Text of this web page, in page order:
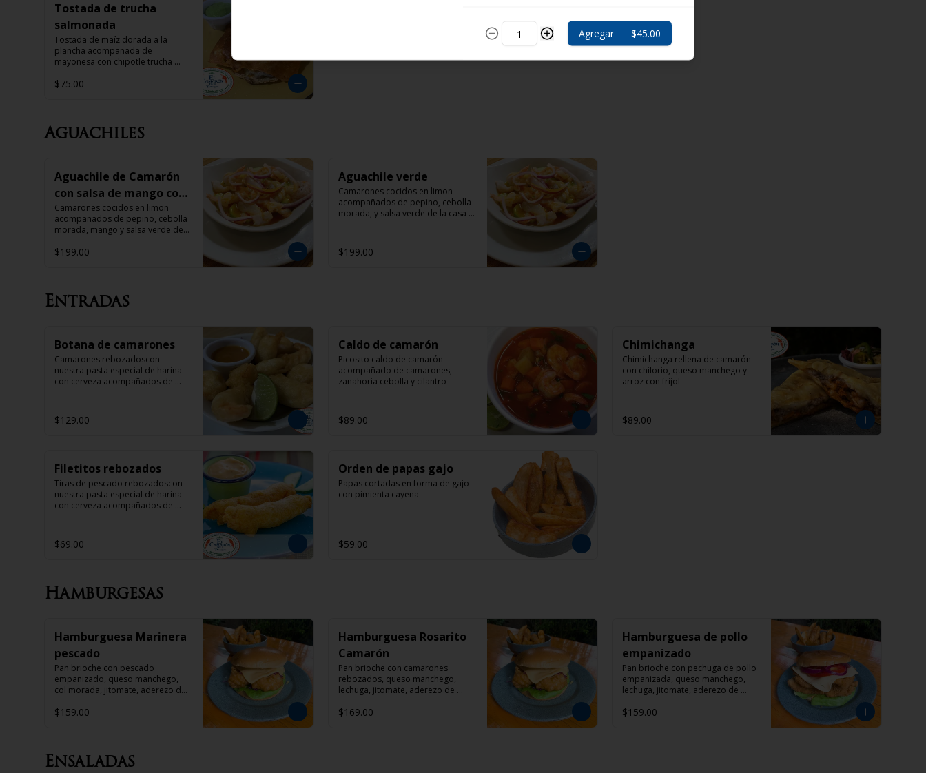
Tostada de trucha
salmonada
Tostada de maíz dorada a la
plancha acompañada de
mayonesa con chipotle trucha
$75.00
Aguachiles
Aguachile de Camarón
con salsa de mango con
habanero
Camarones cocidos en limon
acompañados de pepino, cebolla
morada, mango y salsa verde de
$199.00
Aguachile verde
Camarones cocidos en limon
acompañados de pepino, cebolla
morada, y salsa verde de la casa
$199.00
Entradas
Botana de camarones
Camarones rebozadoscon
nuestra pasta especial de harina
con cerveza acompañados de
$129.00
Caldo de camarón
Picosito caldo de camarón
acompañado de camarones,
zanahoria cebolla y cilantro
$89.00
Chimichanga
Chimichanga rellena de camarón
con chilorio, queso manchego y
arroz con frijol
$89.00
Filetitos rebozados
Tiras de pescado rebozadoscon
nuestra pasta especial de harina
con cerveza acompañados de
$69.00
Orden de papas gajo
Papas cortadas en forma de gajo
con pimienta cayena
$59.00
Hamburgesas
Hamburguesa Marinera
pescado
Pan brioche con pescado
empanizado, queso manchego,
col morada, jitomate, aderezo de
gajo con pimienta cayena
$159.00
Hamburguesa Rosarito
Camarón
Pan brioche con camarones
rebozados, queso manchego,
lechuga, jitomate, aderezo de
gajo con pimienta cayena
$169.00
Hamburguesa de pollo
empanizado
Pan brioche con pechuga de pollo
empanizada, queso manchego,
lechuga, jitomate, aderezo de
gajo con pimienta cayena
$159.00
Ensaladas
Agregar $45.00